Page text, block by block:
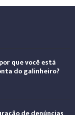
que você está
do galinheiro?